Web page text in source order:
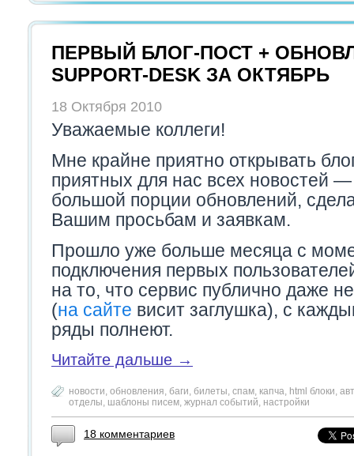
ПЕРВЫЙ БЛОГ-ПОСТ +
SUPPORT-DESK ЗА ОКТЯБРЬ
18 Октября 2010
Уважаемые коллеги!
Мне крайне приятно открывать
приятных для нас всех новостей
большой порции обновлений,
Вашим просьбам и заявкам.
Прошло уже больше месяца с
подключения первых
на то, что сервис публично даже
(на сайте висит заглушка), с
ряды полнеют.
Читайте дальше →
новости, обновления, баги, билеты, спам, капча, html блоки,
отделы, шаблоны писем, журнал событий, настройки
18 комментариев